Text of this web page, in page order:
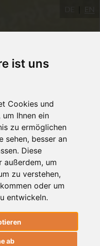
ist uns
Cookies und
Ihnen ein
zu ermöglichen
sehen, besser an
Diese
außerdem, um
zu verstehen,
oder um
entwickeln.
ab